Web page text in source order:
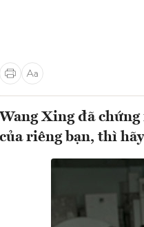
Wang Xing đã
của riêng bạn, thì